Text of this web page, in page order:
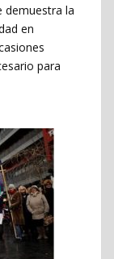
demuestra la
en
para